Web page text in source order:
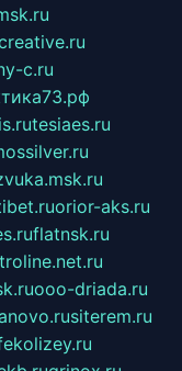
c.ru
tesiaes.ru
orior-aks.ru
flatnsk.ru
ooo-driada.ru
siterem.ru